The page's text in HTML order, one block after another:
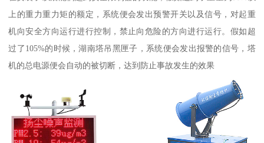
上的重力重力矩的额定，系统便会发出预警开关以及信号，对起重
机向安全方向运行进行控制，禁止向危险的方向进行运行。假如超
过了105%的时候，湖南塔吊黑匣子，系统便会发出报警的信号，塔
机的总电源便会自动的被切断，达到防止事故发生的效果